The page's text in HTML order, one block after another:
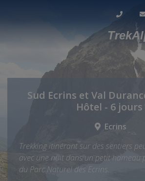
Sud Ecrins et Val Durance - Gîte ou
Hôtel - 6 jours
Ecrins
Trekking itinérant sur des sentiers
avec une nuit dans un petit hameau
du Parc Naturel des Ecrins.